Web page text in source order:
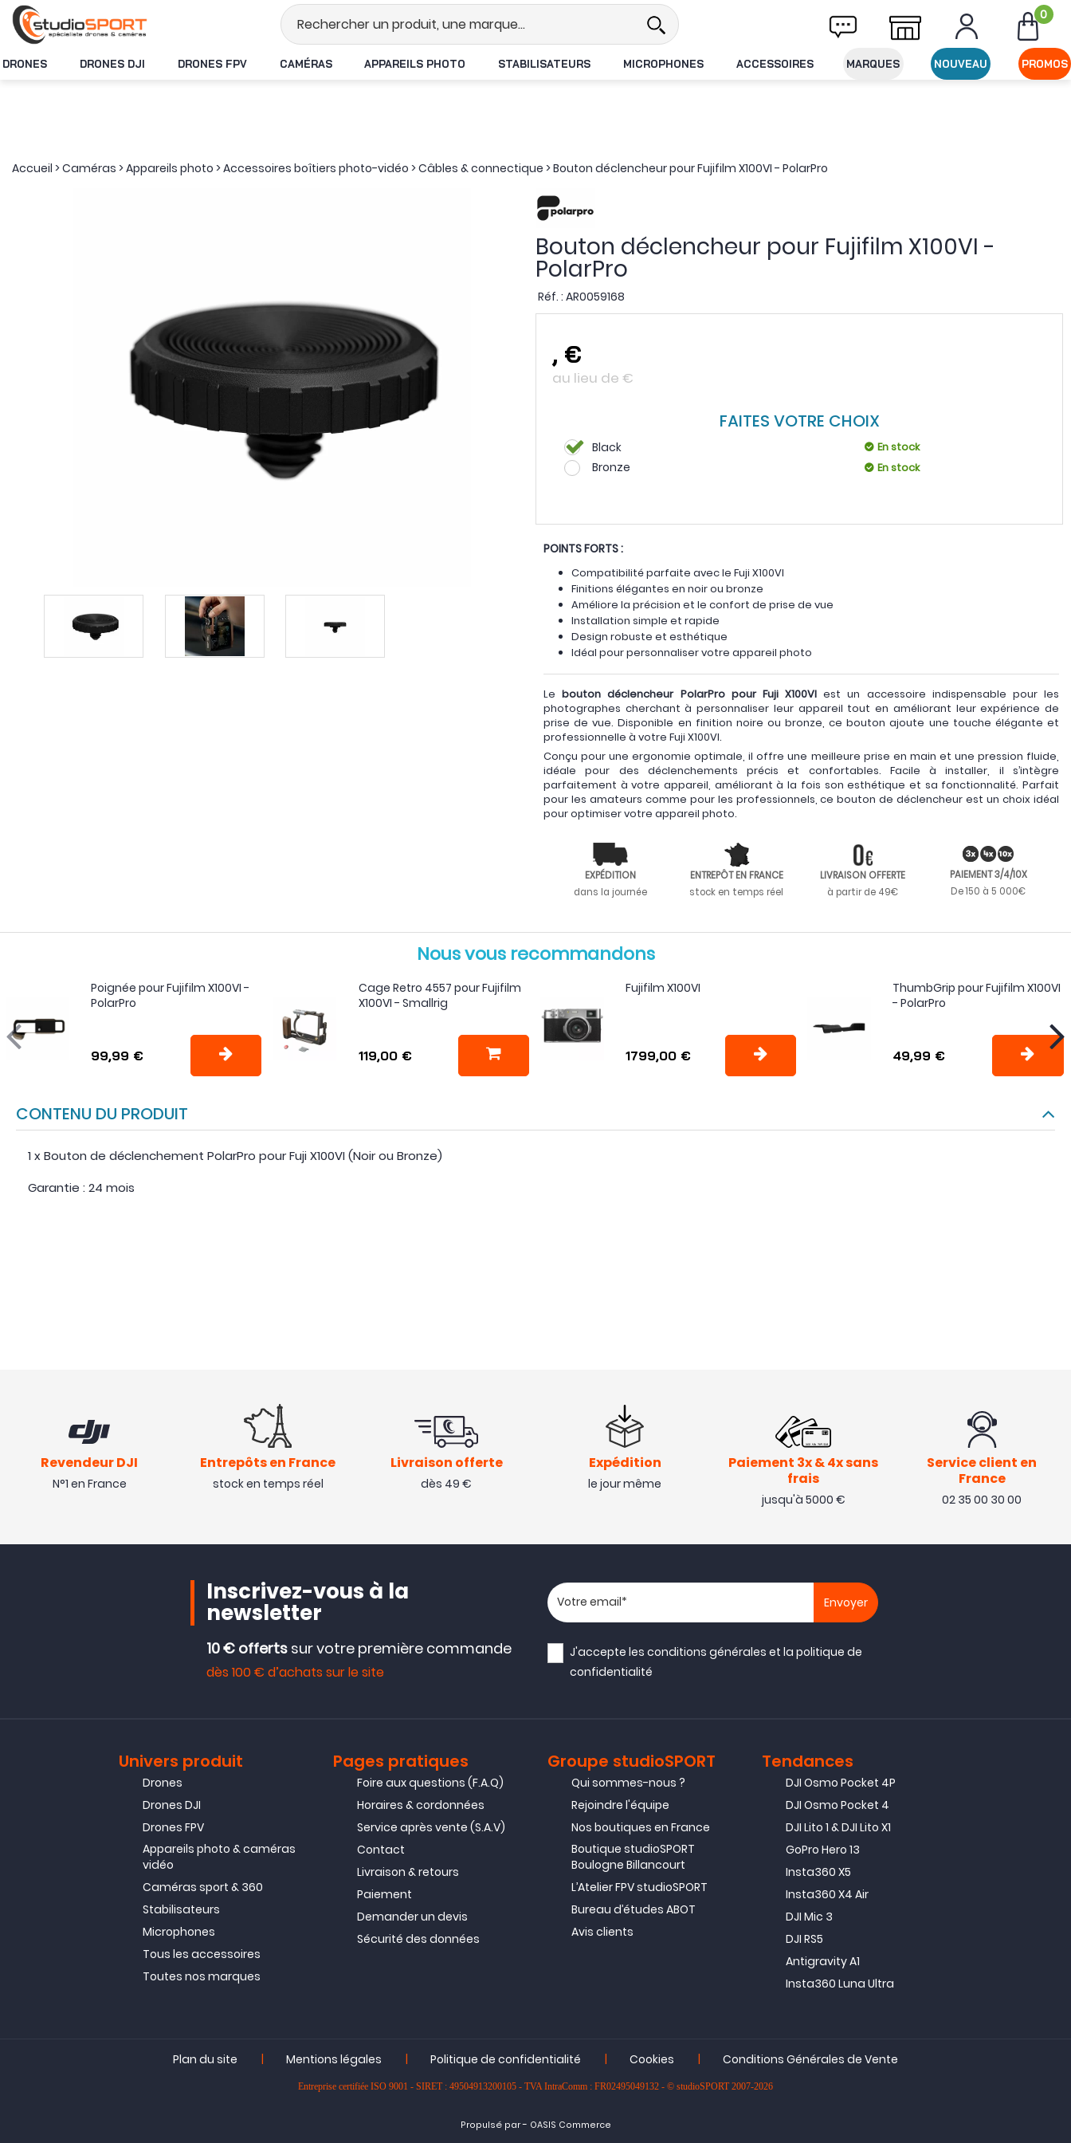
Stock en temps réel Livraison offerte dès 49€ d'achat 0
DRONES DRONES DJI DRONES FPV CAMÉRAS APPAREILS PHOTO STABILISATEURS MICROPHONES ACCESSOIRES MARQUES NOUVEAU PROMOS
Accueil >Caméras >Appareils photo >Accessoires boîtiers photo-vidéo >Câbles & connectique >Bouton déclencheur pour Fujifilm X100VI - PolarPro
Bouton déclencheur pour Fujifilm X100VI -
PolarPro
Réf. : AR0059168
, €
au lieu de €
FAITES VOTRE CHOIX
Black En stock
Bronze En stock
POINTS FORTS :
Compatibilité parfaite avec le Fuji X100VI
Finitions élégantes en noir ou bronze
Améliore la précision et le confort de prise de vue
Installation simple et rapide
Design robuste et esthétique
Idéal pour personnaliser votre appareil photo
Lebouton déclencheur PolarPro pour Fuji X100VI est un accessoire indispensable pour les
photographes cherchant à personnaliser leur appareil tout en améliorant leur expérience de
prise de vue. Disponible en finition noire ou bronze, ce bouton ajoute une touche élégante et
professionnelle à votre Fuji X100VI.
Conçu pour une ergonomie optimale, il offre une meilleure prise en main et une pression fluide,
idéale pour des déclenchements précis et confortables. Facile à installer, il s’intègre
parfaitement à votre appareil, améliorant à la fois son esthétique et sa fonctionnalité. Parfait
pour les amateurs comme pour les professionnels, ce bouton de déclencheur est un choix idéal
pour optimiser votre appareil photo.
EXPÉDITION
dans la journée
ENTREPÔT EN FRANCE
stock en temps réel
LIVRAISON OFFERTE
à partir de 49€
PAIEMENT 3/4/10X
De 150 à 5 000€
Nous vous recommandons
Poignée pour Fujifilm X100VI -
PolarPro
99,99 €
Cage Retro 4557 pour Fujifilm
X100VI - Smallrig
119,00 €
Fujifilm X100VI
1799,00 €
ThumbGrip pour Fujifilm X100VI
- PolarPro
49,99 €
CONTENU DU PRODUIT
1 x Bouton de déclenchement PolarPro pour Fuji X100VI (Noir ou Bronze)
Garantie : 24 mois
Revendeur DJI
N°1 en France
Entrepôts en France
stock en temps réel
Livraison offerte
dès 49 €
Expédition
le jour même
Paiement 3x & 4x sans
frais
jusqu'à 5000 €
Service client en
France
02 35 00 30 00
Inscrivez-vous à la
newsletter
10 € offerts sur votre première commande
dès 100 € d’achats sur le site
Votre adresse email
J'accepte lesconditions générales et lapolitique de
confidentialité
Univers produit
Drones
Drones DJI
Drones FPV
Appareils photo & caméras
vidéo
Caméras sport & 360
Stabilisateurs
Microphones
Tous les accessoires
Toutes nos marques
Pages pratiques
Foire aux questions (F.A.Q)
Horaires & cordonnées
Service après vente (S.A.V)
Contact
Livraison & retours
Paiement
Demander un devis
Sécurité des données
Groupe studioSPORT
Qui sommes-nous ?
Rejoindre l'équipe
Nos boutiques en France
Boutique studioSPORT
Boulogne Billancourt
L’Atelier FPV studioSPORT
Bureau d’études ABOT
Avis clients
Tendances
DJI Osmo Pocket 4P
DJI Osmo Pocket 4
DJI Lito 1 & DJI Lito X1
GoPro Hero 13
Insta360 X5
Insta360 X4 Air
DJI Mic 3
DJI RS5
Antigravity A1
Insta360 Luna Ultra
Plan du site | Mentions légales | Politique de confidentialité | Cookies | Conditions Générales de Vente
Entreprise certifiée ISO 9001 - SIRET : 49504913200105 - TVA IntraComm : FR02495049132 - © studioSPORT 2007-2026
Propulsé par- OASIS Commerce